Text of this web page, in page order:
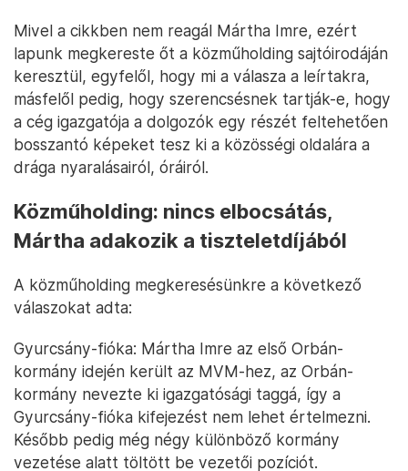
Mivel a cikkben nem reagál Mártha Imre, ezért
lapunk megkereste őt a közműholding sajtóirodáján
keresztül, egyfelől, hogy mi a válasza a leírtakra,
másfelől pedig, hogy szerencsésnek tartják-e, hogy
a cég igazgatója a dolgozók egy részét feltehetően
bosszantó képeket tesz ki a közösségi oldalára a
drága nyaralásairól, óráiról.
Közműholding: nincs elbocsátás,
Mártha adakozik a tiszteletdíjából
A közműholding megkeresésünkre a következő
válaszokat adta:
Gyurcsány-fióka: Mártha Imre az első Orbán-
kormány idején került az MVM-hez, az Orbán-
kormány nevezte ki igazgatósági taggá, így a
Gyurcsány-fióka kifejezést nem lehet értelmezni.
Később pedig még négy különböző kormány
vezetése alatt töltött be vezetői pozíciót.